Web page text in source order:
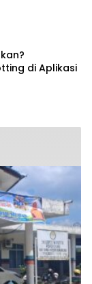
di Aplikasi